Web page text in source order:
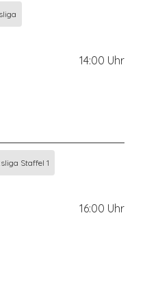
14:00 Uhr
Staffel 1
16:00 Uhr